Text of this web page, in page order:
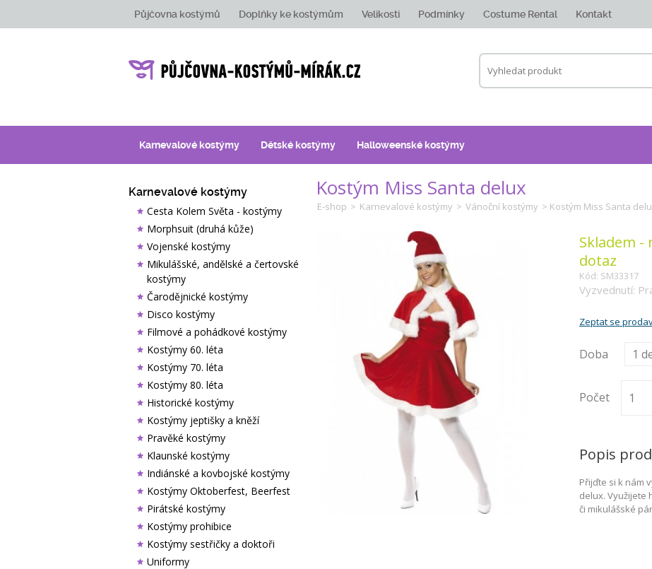
Půjčovna kostýmů Doplňky ke kostýmům Velikosti Podmínky Costume Rental Kontakt
Karnevalové kostýmy Dětské kostýmy Halloweenské kostýmy
Karnevalové kostýmy
Cesta Kolem Světa - kostýmy
Morphsuit (druhá kůže)
Vojenské kostýmy
Mikulášské, andělské a čertovské
kostýmy
Čarodějnické kostýmy
Disco kostýmy
Filmové a pohádkové kostýmy
Kostýmy 60. léta
Kostýmy 70. léta
Kostýmy 80. léta
Historické kostýmy
Kostýmy jeptišky a kněží
Pravěké kostýmy
Klaunské kostýmy
Indiánské a kovbojské kostýmy
Kostýmy Oktoberfest, Beerfest
Pirátské kostýmy
Kostýmy prohibice
Kostýmy sestřičky a doktoři
Uniformy
Kostým Miss Santa delux
E-shop > Karnevalové kostýmy > Vánoční kostýmy > Kostým Miss Santa
Skladem -
dotaz
Kód: SM33317
Vyzvednutí:
Zeptat se
Doba
Počet
Popis
Přijďte si k nám
delux. Využijete
či mikulášské